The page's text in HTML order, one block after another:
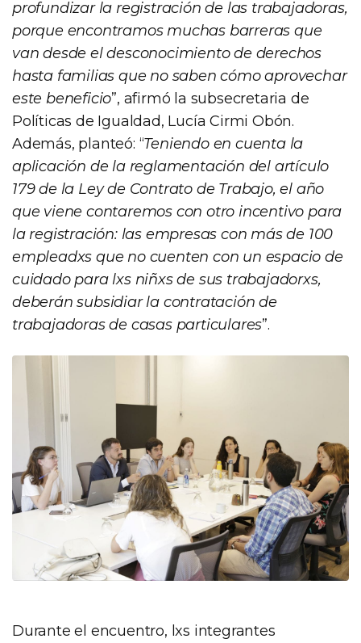
profundizar la registración de las trabajadoras,
porque encontramos muchas barreras que
van desde el desconocimiento de derechos
hasta familias que no saben cómo aprovechar
este beneficio”, afirmó la subsecretaria de
Políticas de Igualdad, Lucía Cirmi Obón.
Además, planteó: “Teniendo en cuenta la
aplicación de la reglamentación del artículo
179 de la Ley de Contrato de Trabajo, el año
que viene contaremos con otro incentivo para
la registración: las empresas con más de 100
empleadxs que no cuenten con un espacio de
cuidado para lxs niñxs de sus trabajadorxs,
deberán subsidiar la contratación de
trabajadoras de casas particulares”.
Durante el encuentro, lxs integrantes